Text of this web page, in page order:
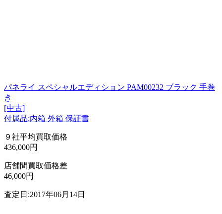
パネライ スペシャルエディション PAM00232 ブラック 手巻
き
[中古]
付属品:内箱 外箱 保証書
９社平均買取価格
436,000円
店舗間買取価格差
46,000円
査定日:2017年06月14日